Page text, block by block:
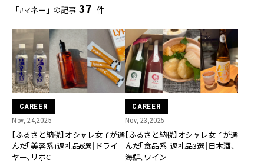
「#マネー」の記事 37 件
CAREER
Nov, 24,2025
【ふるさと納税】オシャレ女子が選
んだ「美容系」返礼品6選｜ドライ
ヤー、リポC
CAREER
Nov, 23,2025
【ふるさと納税】オシャレ女子が選
んだ「食品系」返礼品3選｜日本酒、
海鮮、ワイン